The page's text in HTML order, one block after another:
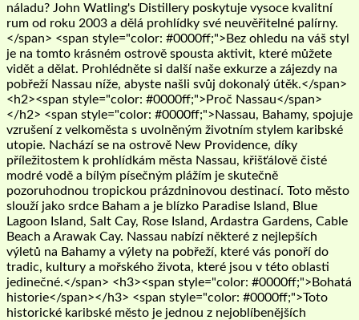
náladu? John Watling's Distillery poskytuje vysoce kvalitní
rum od roku 2003 a dělá prohlídky své neuvěřitelné palírny.
</span> <span style="color: #0000ff;">Bez ohledu na váš styl
je na tomto krásném ostrově spousta aktivit, které můžete
vidět a dělat. Prohlédněte si další naše exkurze a zájezdy na
pobřeží Nassau níže, abyste našli svůj dokonalý útěk.</span>
<h2><span style="color: #0000ff;">Proč Nassau</span>
</h2> <span style="color: #0000ff;">Nassau, Bahamy, spojuje
vzrušení z velkoměsta s uvolněným životním stylem karibské
utopie. Nachází se na ostrově New Providence, díky
příležitostem k prohlídkám města Nassau, křišťálově čisté
modré vodě a bílým písečným plážím je skutečně
pozoruhodnou tropickou prázdninovou destinací. Toto město
slouží jako srdce Baham a je blízko Paradise Island, Blue
Lagoon Island, Salt Cay, Rose Island, Ardastra Gardens, Cable
Beach a Arawak Cay. Nassau nabízí některé z nejlepších
výletů na Bahamy a výlety na pobřeží, které vás ponoří do
tradic, kultury a mořského života, které jsou v této oblasti
jedinečné.</span> <h3><span style="color: #0000ff;">Bohatá
historie</span></h3> <span style="color: #0000ff;">Toto
historické karibské město je jednou z nejoblíbenějších